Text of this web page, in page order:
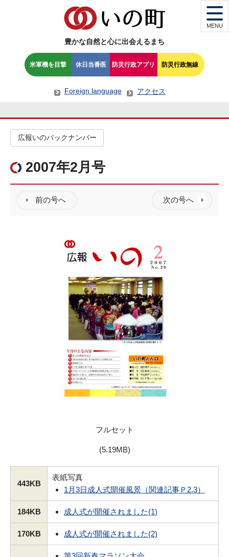
豊かな自然と心に出会えるまち
米軍機を目撃 休日当番医 防災行政アプリ 防災行政無線
Foreign language アクセス
MENU
広報いのバックナンバー
2007年2月号
前の号へ 次の号へ
フルセット
(5.19MB)
443KB
表紙写真
1月3日成人式開催風景（関連記事Ｐ2.3）
184KB 成人式が開催されました(1)
170KB 成人式が開催されました(2)